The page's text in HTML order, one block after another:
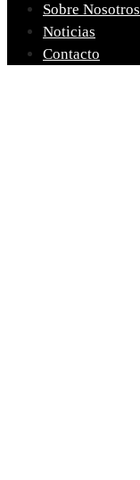
Sobre Nosotros
Noticias
Contacto